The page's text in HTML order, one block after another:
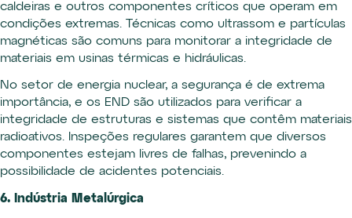
caldeiras e outros componentes críticos que operam em
condições extremas. Técnicas como ultrassom e partículas
magnéticas são comuns para monitorar a integridade de
materiais em usinas térmicas e hidráulicas.
No setor de energia nuclear, a segurança é de extrema
importância, e os END são utilizados para verificar a
integridade de estruturas e sistemas que contêm materiais
radioativos. Inspeções regulares garantem que diversos
componentes estejam livres de falhas, prevenindo a
possibilidade de acidentes potenciais.
6. Indústria Metalúrgica